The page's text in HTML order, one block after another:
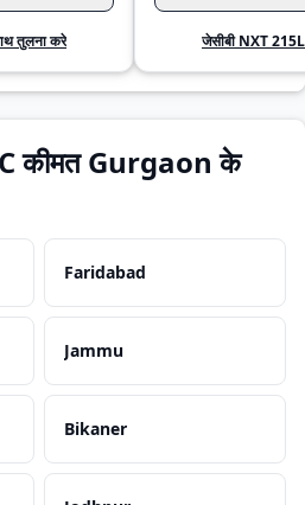
तुलना करे जेसीबी NXT
कीमत Gurgaon के
Faridabad
Jammu
Bikaner